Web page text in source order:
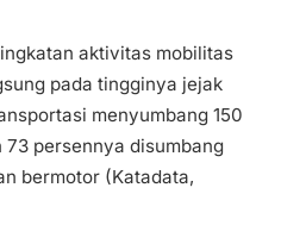
aktivitas mobilitas
pada tingginya jejak
menyumbang 150
73 persennya disumbang
bermotor (Katadata,